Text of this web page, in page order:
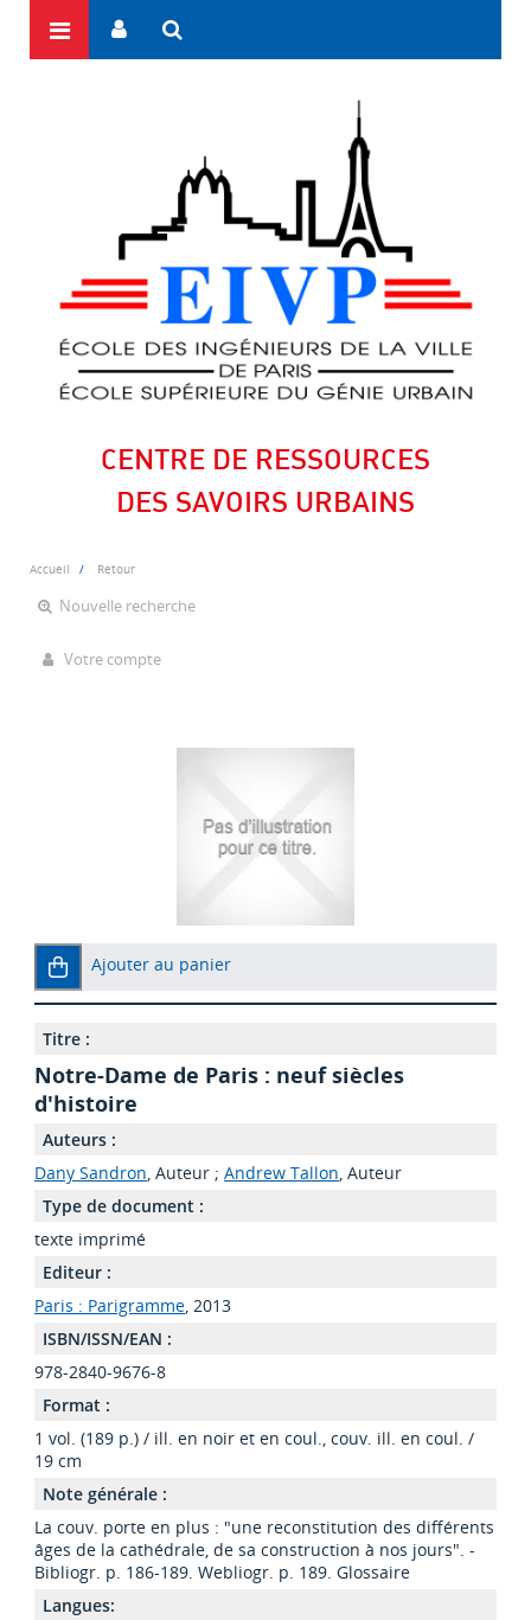
CENTRE DE RESSOURCES
DES SAVOIRS URBAINS
Accueil Retour
Nouvelle recherche
Votre compte
Ajouter au panier
Titre :
Notre-Dame de Paris : neuf siècles
d'histoire
Auteurs :
Dany Sandron, Auteur ; Andrew Tallon, Auteur
Type de document :
texte imprimé
Editeur :
Paris : Parigramme, 2013
ISBN/ISSN/EAN :
978-2840-9676-8
Format :
1 vol. (189 p.) / ill. en noir et en coul., couv. ill. en coul. /
19 cm
Note générale :
La couv. porte en plus : "une reconstitution des différents
âges de la cathédrale, de sa construction à nos jours". -
Bibliogr. p. 186-189. Webliogr. p. 189. Glossaire
Langues: